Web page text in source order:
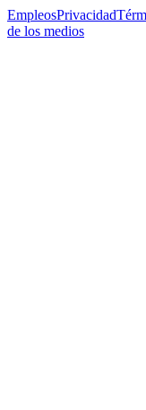
EmpleosPrivacidad
de los medios